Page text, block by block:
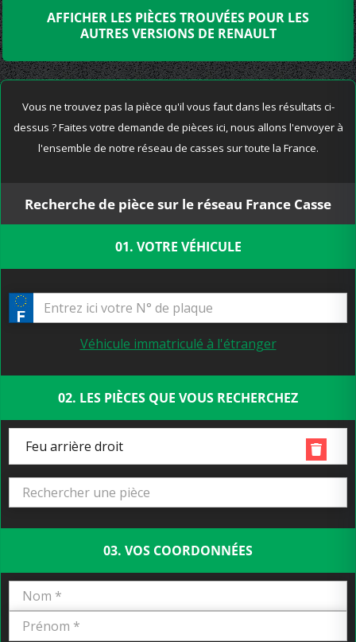
AFFICHER LES PIÈCES TROUVÉES POUR LES
AUTRES VERSIONS DE RENAULT
Vous ne trouvez pas la pièce qu'il vous faut dans les résultats ci-
dessus ? Faites votre demande de pièces ici, nous allons l'envoyer à
l'ensemble de notre réseau de casses sur toute la France.
Recherche de pièce sur le réseau France Casse
01. VOTRE VÉHICULE
Véhicule immatriculé à l'étranger
02. LES PIÈCES QUE VOUS RECHERCHEZ
Feu arrière droit
03. VOS COORDONNÉES